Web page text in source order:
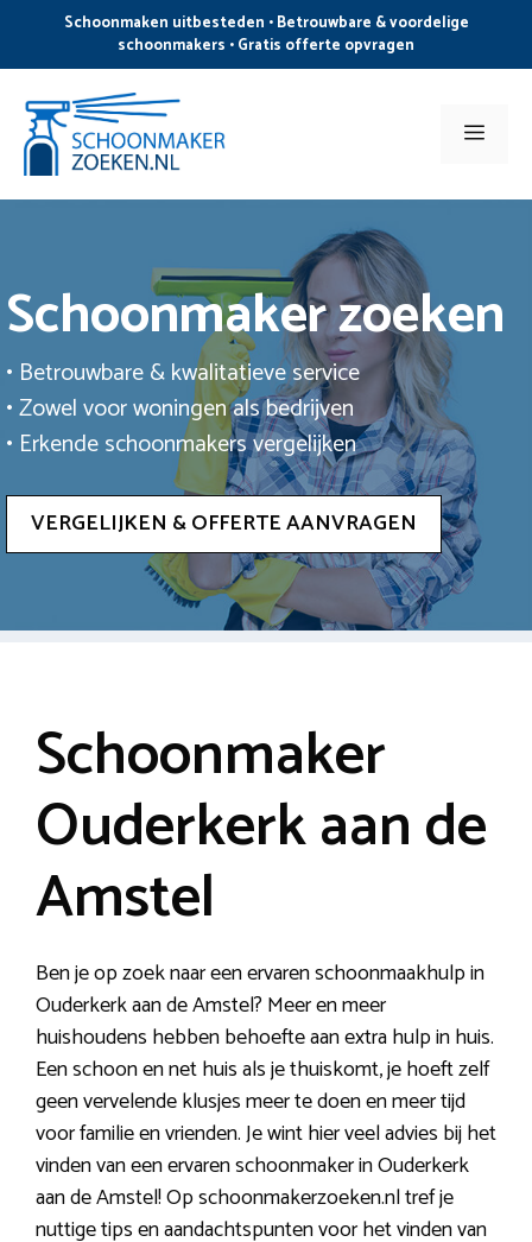
de
inhoud
Schoonmaken uitbesteden • Betrouwbare & voordelige
schoonmakers • Gratis offerte opvragen
Menu
Schoonmaker zoeken
• Betrouwbare & kwalitatieve service
• Zowel voor woningen als bedrijven
• Erkende schoonmakers vergelijken
VERGELIJKEN & OFFERTE AANVRAGEN
Schoonmaker
Ouderkerk aan de
Amstel
Ben je op zoek naar een ervaren schoonmaakhulp in
Ouderkerk aan de Amstel? Meer en meer
huishoudens hebben behoefte aan extra hulp in huis.
Een schoon en net huis als je thuiskomt, je hoeft zelf
geen vervelende klusjes meer te doen en meer tijd
voor familie en vrienden. Je wint hier veel advies bij het
vinden van een ervaren schoonmaker in Ouderkerk
aan de Amstel! Op schoonmakerzoeken.nl tref je
nuttige tips en aandachtspunten voor het vinden van